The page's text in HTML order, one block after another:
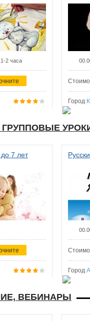
1-2 часа
Город
7 лет
Город
ВЕБИНАРЫ